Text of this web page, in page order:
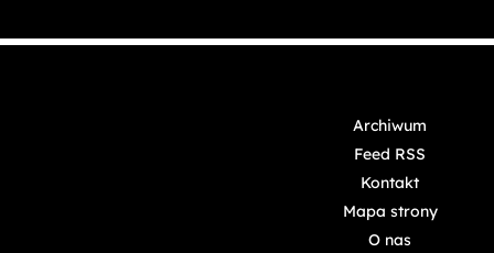
Archiwum
Feed RSS
Kontakt
Mapa strony
O nas